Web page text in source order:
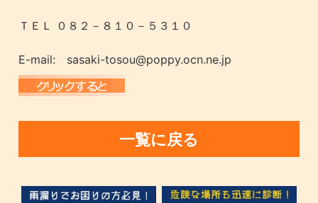
ＴＥＬ ０８２－８１０－５３１０
E-mail: sasaki-tosou@poppy.ocn.ne.jp
一覧に戻る